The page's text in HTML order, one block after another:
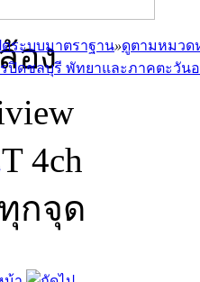
อง
4ch
กจุด
ระบบมาตราฐาน»ดูตามหมวด
ปิดชลบุรี พัทยาและภาคตะวัน